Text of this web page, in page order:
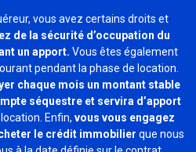
vous avez certains droits et
de la sécurité d’occupation du
un apport. Vous êtes également
pendant la phase de location.
chaque mois un montant stable
séquestre et servira d’apport
Enfin, vous vous engagez
le crédit immobilier que nous